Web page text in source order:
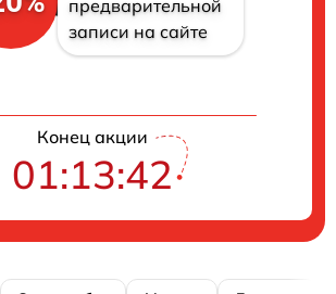
предварительной
записи на сайте
Конец акции
01:13:41